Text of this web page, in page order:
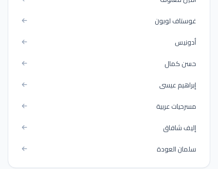
غوستاف لوبون
أدونيس
حسن كمال
إبراهيم عيسى
مسرحيات عربية
إليف شافاق
سلمان العودة